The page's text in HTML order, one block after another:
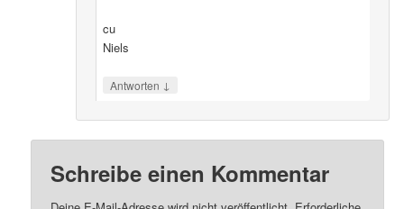
cu
Niels
Antworten ↓
Schreibe einen Kommentar